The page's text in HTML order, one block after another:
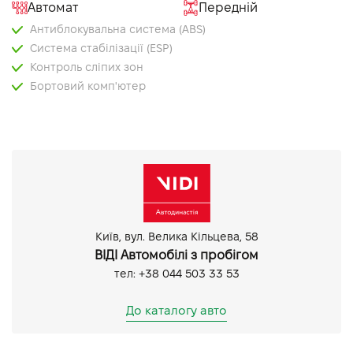
Автомат Передній
Антиблокувальна система (ABS)
Система стабілізації (ESP)
Контроль сліпих зон
Бортовий комп'ютер
Електропривід кришки багажника
Задня камера
Парктронік задній
Парктронік передній
Київ, вул. Велика Кільцева, 58
ВІДІ Автомобілі з пробігом
тел: +38 044 503 33 53
До каталогу авто